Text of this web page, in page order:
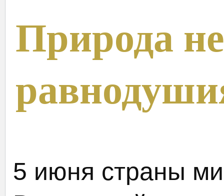
Природа
5 июня страны